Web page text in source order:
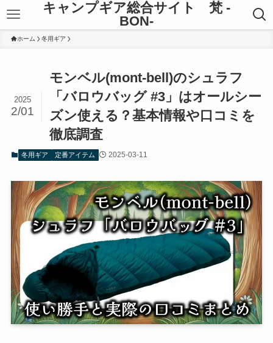
キャンプギア総合サイト 梵 -
BON-
ホーム 冬用ギア
モンベル(mont-bell)のシュラフ
「バロウバッグ #3」はオールシー
ズン使える？基本情報や口コミを
徹底調査
2025
2/01
冬用ギア 定番アイテム 2025-03-11